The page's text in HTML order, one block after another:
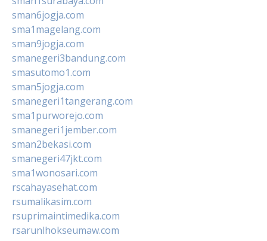
sman6jogja.com
sma1magelang.com
sman9jogja.com
smanegeri3bandung.com
smasutomo1.com
sman5jogja.com
smanegeri1tangerang.com
sma1purworejo.com
smanegeri1jember.com
sman2bekasi.com
smanegeri47jkt.com
sma1wonosari.com
rscahayasehat.com
rsumalikasim.com
rsuprimaintimedika.com
rsarunlhokseumaw.com